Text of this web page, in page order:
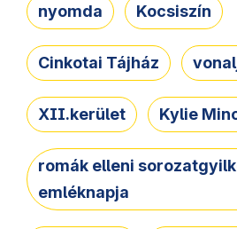
nyomda Kocsiszín
Cinkotai Tájház
XII.kerület Kylie
romák elleni
emléknapja